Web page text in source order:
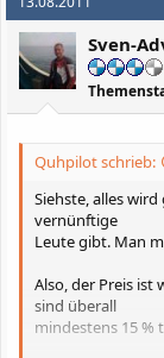
Sven-
Quhpilot schrieb:
Siehste, alles wird
vernünftige
Leute gibt. Man
Also, der Preis ist
sind überall
mindestens 15 %